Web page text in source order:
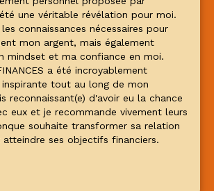
été une véritable révélation pour moi.
connaissances nécessaires pour
mon argent, mais également
mindset et ma confiance en moi.
a été incroyablement
tout au long de mon
reconnaissant(e) d'avoir eu la chance
eux et je recommande vivement leurs
souhaite transformer sa relation
ses objectifs financiers.